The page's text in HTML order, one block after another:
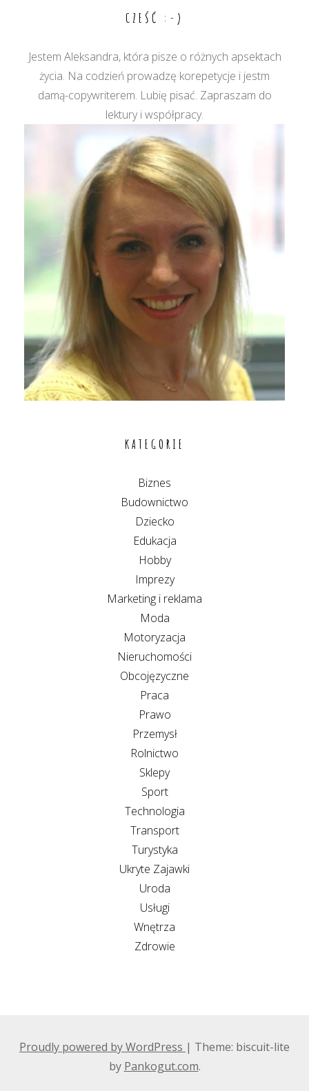
CZEŚĆ :-)
Jestem Aleksandra, która pisze o różnych apsektach
życia. Na codzień prowadzę korepetycje i jestm
damą-copywriterem. Lubię pisać. Zapraszam do
lektury i współpracy.
KATEGORIE
Biznes
Budownictwo
Dziecko
Edukacja
Hobby
Imprezy
Marketing i reklama
Moda
Motoryzacja
Nieruchomości
Obcojęzyczne
Praca
Prawo
Przemysł
Rolnictwo
Sklepy
Sport
Technologia
Transport
Turystyka
Ukryte Zajawki
Uroda
Usługi
Wnętrza
Zdrowie
Proudly powered by WordPress | Theme: biscuit-lite
by Pankogut.com.